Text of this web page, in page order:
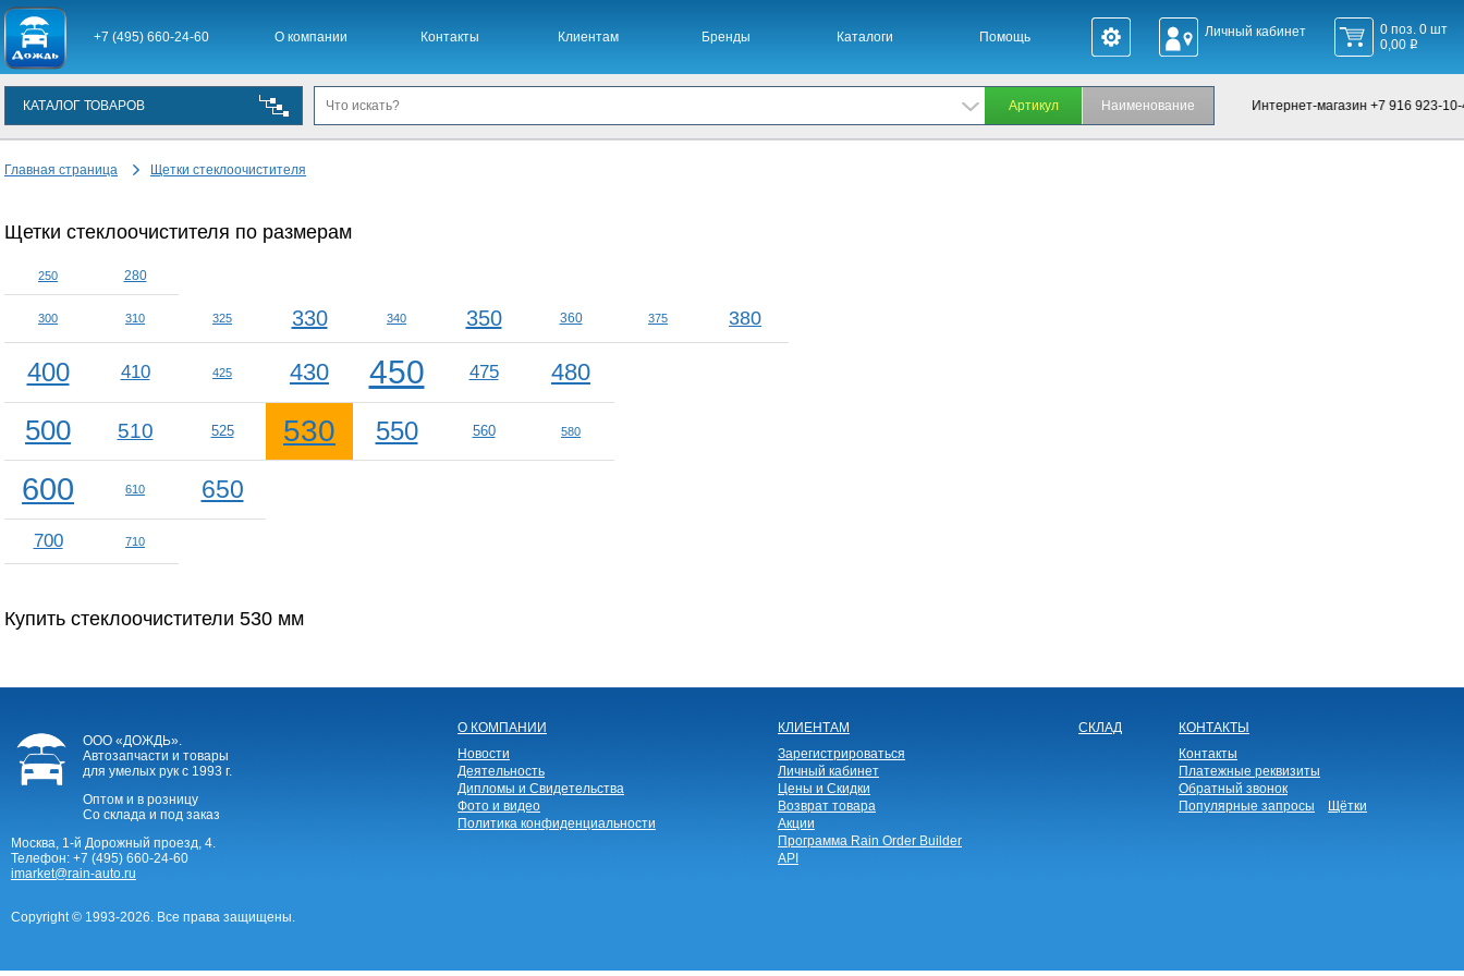
+7 (495) 660-24-60 О компании Контакты Клиентам Бренды Каталоги Помощь Личный кабинет
0 поз. 0 шт
0,00q
КАТАЛОГ ТОВАРОВ
Главная страница Щетки стеклоочистителя
Офис +7 495 660-24-60, Интернет-магазин +7 916 923-10-
Щетки стеклоочистителя по размерам
250 280
300 310 325 330 340 350 360 375 380
400 410 425 430 450 475 480
500 510 525 530 550 560 580
600 610 650
700 710
Купить стеклоочистители 530 мм
ООО «ДОЖДЬ».
Автозапчасти и товары
для умелых рук с 1993 г.
Оптом и в розницу
Со склада и под заказ
Москва, 1-й Дорожный проезд, 4.
Телефон: +7 (495) 660-24-60
imarket@rain-auto.ru
Copyright © 1993-2026. Все права защищены.
О КОМПАНИИ
Новости
Деятельность
Дипломы и Свидетельства
Фото и видео
Политика конфиденциальности
КЛИЕНТАМ
Зарегистрироваться
Личный кабинет
Цены и Скидки
Возврат товара
Акции
Программа Rain Order Builder
API
СКЛАД
КОНТАКТЫ
Контакты
Платежные реквизиты
Обратный звонок
Популярные запросы
Щётки